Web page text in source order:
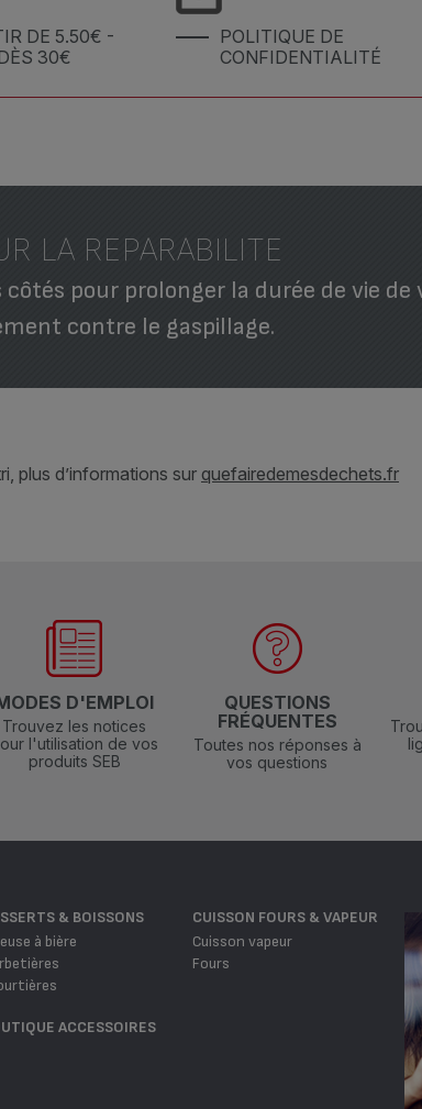
DE 5.50€ -
30€
POLITIQUE DE
CONFIDENTIALITÉ
LA REPARABILITE
pour prolonger la durée de vie de
contre le gaspillage.
plus d’informations sur quefairedemesdechets.fr
D'EMPLOI
Trouvez les notices
l'utilisation de vos
produits SEB
QUESTIONS
FRÉQUENTES
Toutes nos réponses à
vos questions
& BOISSONS
à bière
CUISSON FOURS & VAPEUR
Cuisson vapeur
Fours
ACCESSOIRES